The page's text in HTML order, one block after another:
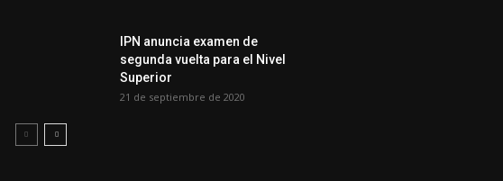
IPN anuncia examen de
segunda vuelta para el Nivel
Superior
21 de septiembre de 2020